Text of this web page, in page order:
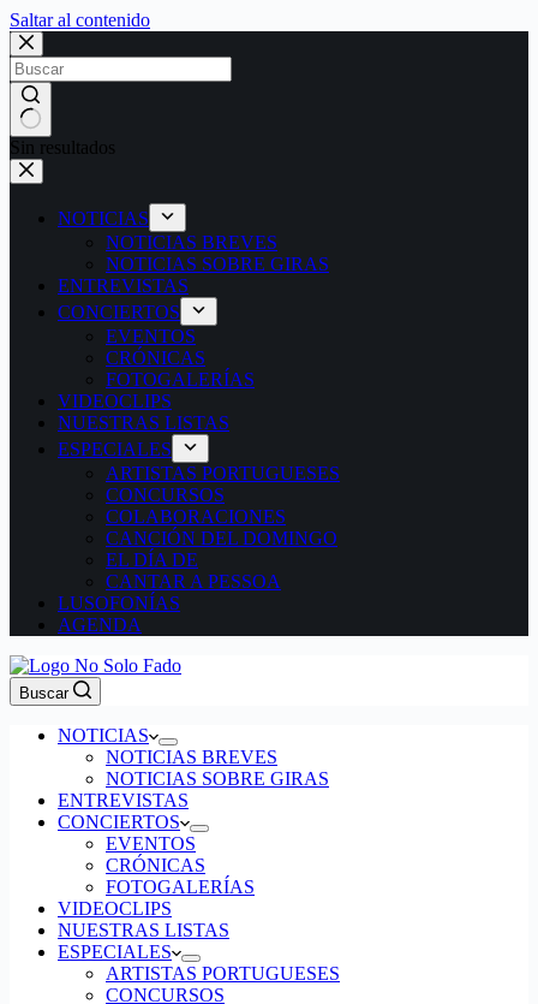
Saltar al contenido
Sin resultados
NOTICIAS
NOTICIAS BREVES
NOTICIAS SOBRE GIRAS
ENTREVISTAS
CONCIERTOS
EVENTOS
CRÓNICAS
FOTOGALERÍAS
VIDEOCLIPS
NUESTRAS LISTAS
ESPECIALES
ARTISTAS PORTUGUESES
CONCURSOS
COLABORACIONES
CANCIÓN DEL DOMINGO
EL DÍA DE
CANTAR A PESSOA
LUSOFONÍAS
AGENDA
Buscar
NOTICIAS
NOTICIAS BREVES
NOTICIAS SOBRE GIRAS
ENTREVISTAS
CONCIERTOS
EVENTOS
CRÓNICAS
FOTOGALERÍAS
VIDEOCLIPS
NUESTRAS LISTAS
ESPECIALES
ARTISTAS PORTUGUESES
CONCURSOS